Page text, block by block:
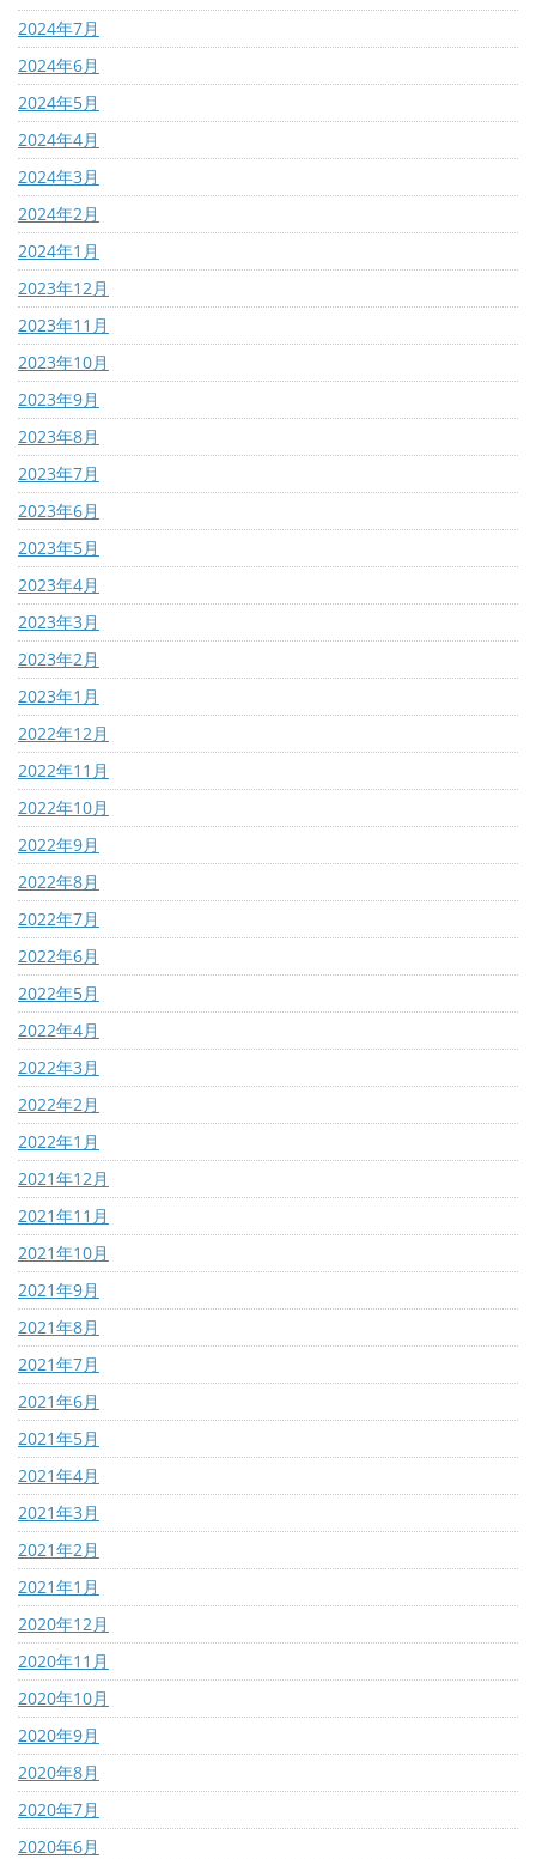
2024年7月
2024年6月
2024年5月
2024年4月
2024年3月
2024年2月
2024年1月
2023年12月
2023年11月
2023年10月
2023年9月
2023年8月
2023年7月
2023年6月
2023年5月
2023年4月
2023年3月
2023年2月
2023年1月
2022年12月
2022年11月
2022年10月
2022年9月
2022年8月
2022年7月
2022年6月
2022年5月
2022年4月
2022年3月
2022年2月
2022年1月
2021年12月
2021年11月
2021年10月
2021年9月
2021年8月
2021年7月
2021年6月
2021年5月
2021年4月
2021年3月
2021年2月
2021年1月
2020年12月
2020年11月
2020年10月
2020年9月
2020年8月
2020年7月
2020年6月